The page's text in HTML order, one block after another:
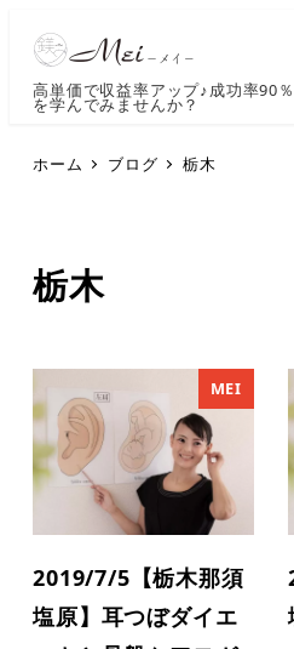
高単価で収益率アップ♪成功率90
を学んでみませんか？
ホーム ブログ 栃木
栃木
MEI
2019/7/5【栃木那須
塩原】耳つぼダイエ